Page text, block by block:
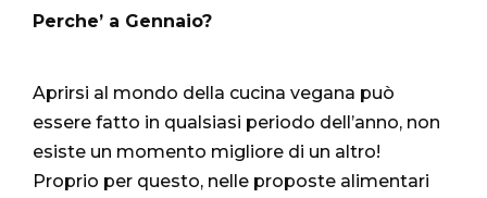
Perche’ a Gennaio?
Aprirsi al mondo della cucina vegana può
essere fatto in qualsiasi periodo dell’anno, non
esiste un momento migliore di un altro!
Proprio per questo, nelle proposte alimentari